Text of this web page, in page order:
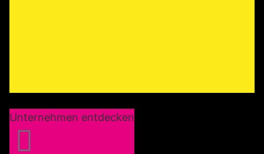
Unternehmen entdecken